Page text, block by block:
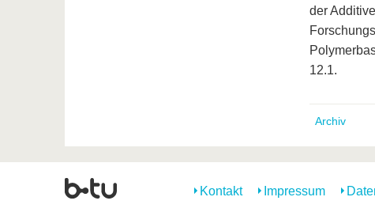
der
12.1.
Archiv
Kontakt Impressum